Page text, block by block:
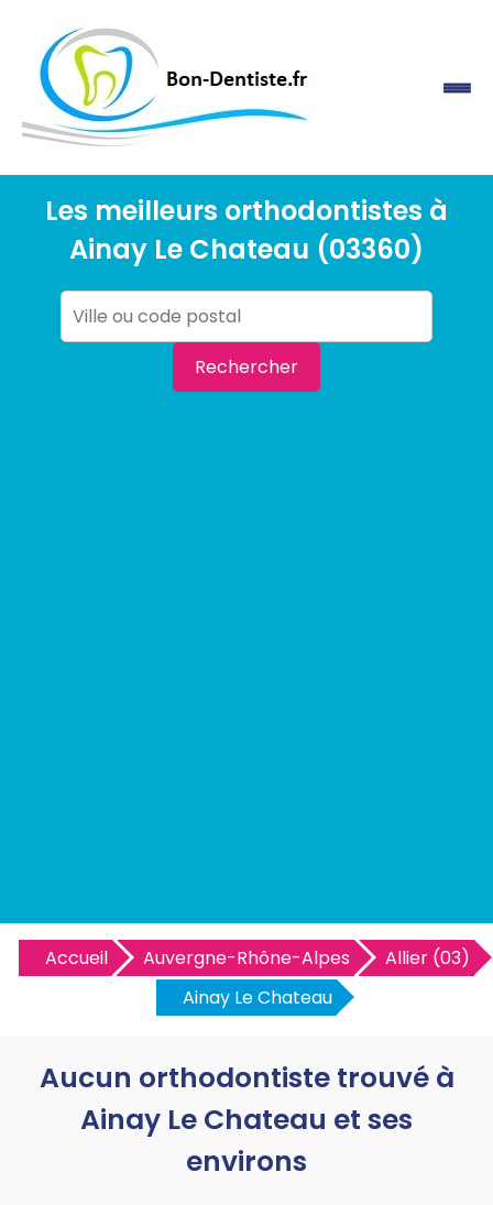
Les meilleurs orthodontistes à
Ainay Le Chateau (03360)
Rechercher
Accueil Auvergne-Rhône-Alpes
Allier (03)
Ainay Le Chateau
Aucun orthodontiste trouvé à
Ainay Le Chateau et ses
environs